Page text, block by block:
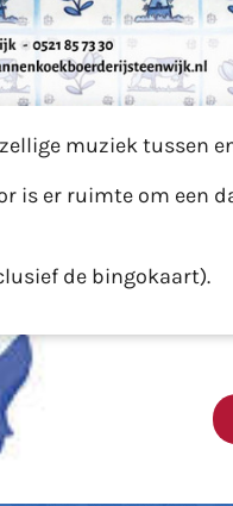
muziek tussen
is er ruimte om een
de bingokaart).